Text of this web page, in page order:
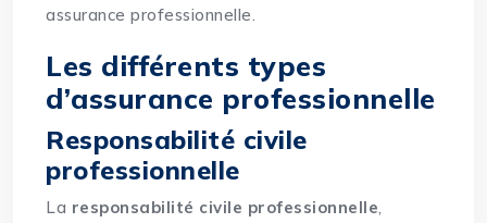
assurance professionnelle.
Les différents types
d’assurance professionnelle
Responsabilité civile
professionnelle
La responsabilité civile professionnelle,